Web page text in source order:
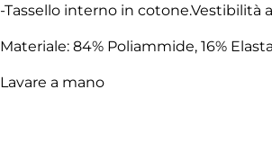
-Tassello interno in cotone.Vestibilità
Materiale: 84% Poliammide, 16%
Lavare a mano